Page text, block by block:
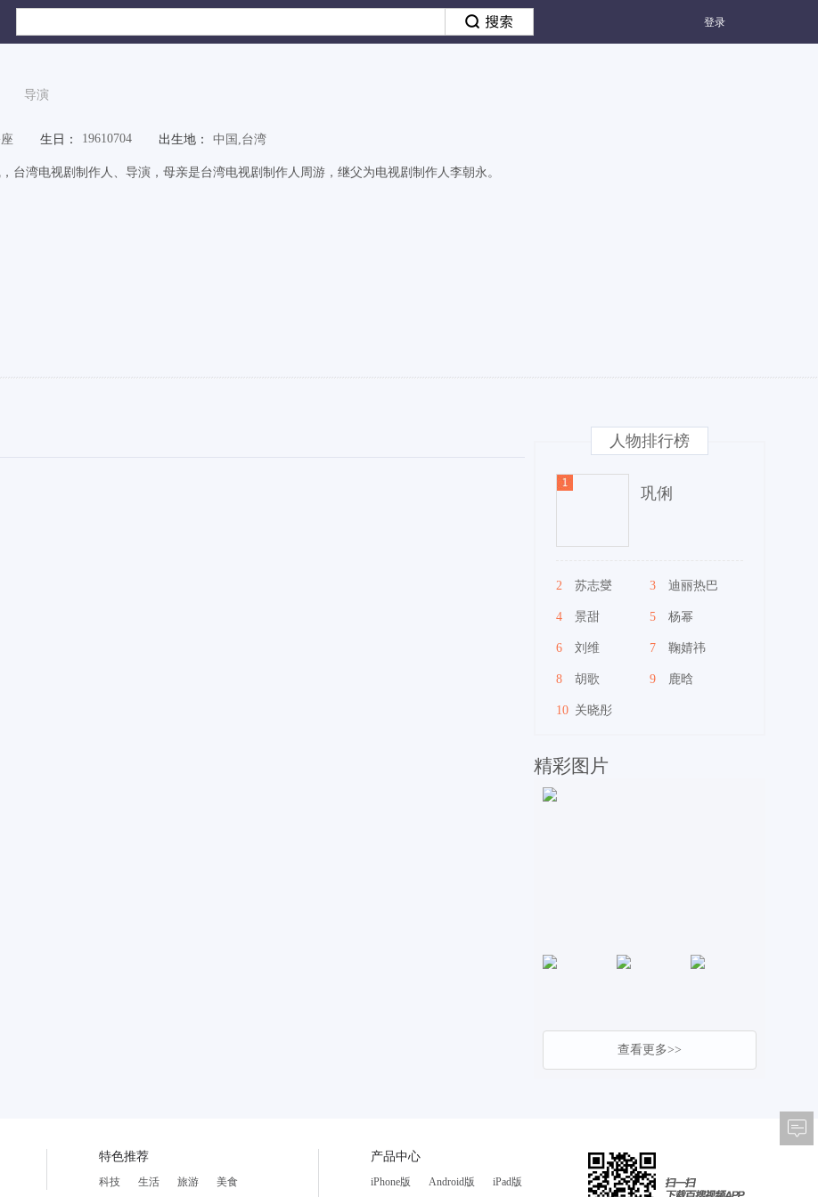
登录
导演
生日： 19610704 出生地： 中国,台湾
台湾电视剧制作人、导演，母亲是台湾电视剧制作人周游，继父为电视剧制作人李朝永。
人物排行榜
巩俐
2 苏志燮 3 迪丽热巴
4 景甜 5 杨幂
6 刘维 7 鞠婧祎
8 胡歌 9 鹿晗
10 关晓彤
精彩图片
查看更多>>
特色推荐
科技 生活 旅游
美食
产品中心
iPhone版 Android版 iPad版